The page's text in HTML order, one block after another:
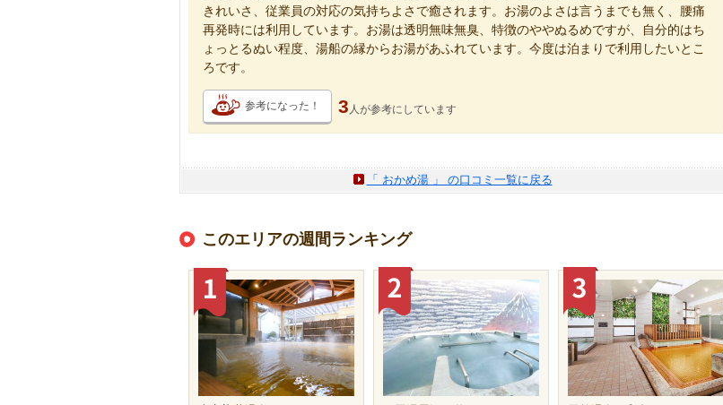
きれいさ、従業員の対応の気持ちよさで癒されます。お湯のよさは言うまでも無く、腰痛
再発時には利用しています。お湯は透明無味無臭、特徴のややぬるめですが、自分的はち
ょっとるぬい程度、湯船の縁からお湯があふれています。今度は泊まりで利用したいとこ
ろです。
参考になった！ 3 人が参考にしています
「 おかめ湯 」 の口コミ一覧に戻る
このエリアの週間ランキング